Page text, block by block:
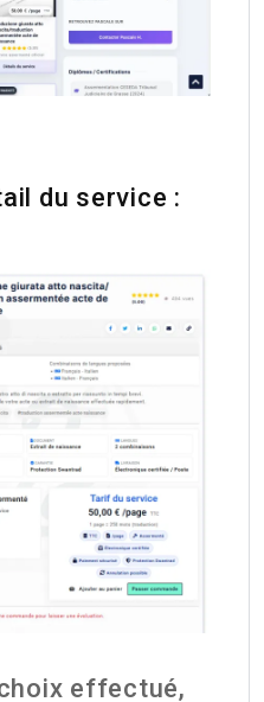
du service :
effectué,